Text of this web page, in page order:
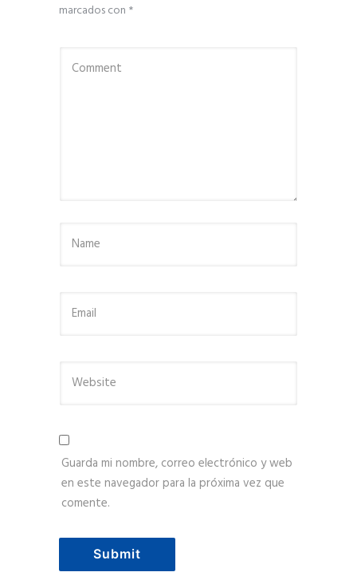
marcados con *
Guarda mi nombre, correo electrónico y web
en este navegador para la próxima vez que
comente.